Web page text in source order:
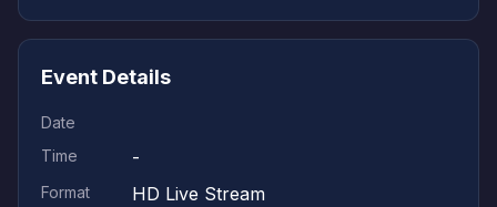
Event Details
Date
Time
-
Format HD Live Stream